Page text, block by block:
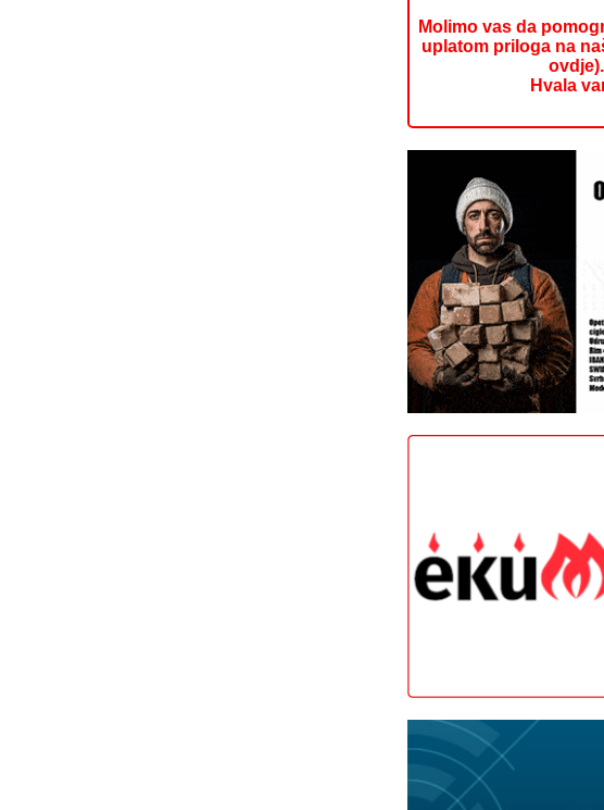
Molimo vas da
uplatom priloga na
ovdje).
Hvala